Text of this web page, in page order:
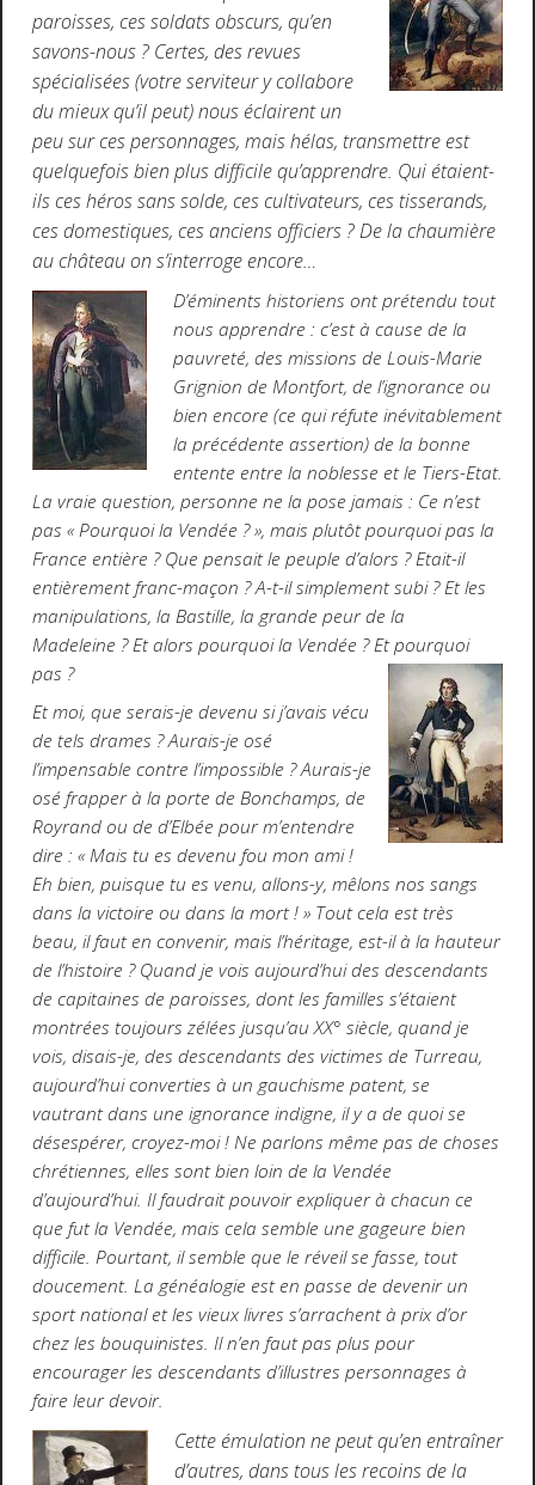
paroisses, ces soldats obscurs, qu’en
savons-nous ? Certes, des revues
spécialisées (votre serviteur y collabore
du mieux qu’il peut) nous éclairent un
peu sur ces personnages, mais hélas, transmettre est
quelquefois bien plus difficile qu’apprendre. Qui étaient-
ils ces héros sans solde, ces cultivateurs, ces tisserands,
ces domestiques, ces anciens officiers ? De la chaumière
au château on s’interroge encore…
D’éminents historiens ont prétendu tout
nous apprendre : c’est à cause de la
pauvreté, des missions de Louis-Marie
Grignion de Montfort, de l’ignorance ou
bien encore (ce qui réfute inévitablement
la précédente assertion) de la bonne
entente entre la noblesse et le Tiers-Etat.
La vraie question, personne ne la pose jamais : Ce n’est
pas « Pourquoi la Vendée ? », mais plutôt pourquoi pas la
France entière ? Que pensait le peuple d’alors ? Etait-il
entièrement franc-maçon ? A-t-il simplement subi ? Et les
manipulations, la Bastille, la grande peur de la
Madeleine ? Et alors pourquoi la Vendée ? Et pourquoi
pas ?
Et moi, que serais-je devenu si j’avais vécu
de tels drames ? Aurais-je osé
l’impensable contre l’impossible ? Aurais-je
osé frapper à la porte de Bonchamps, de
Royrand ou de d’Elbée pour m’entendre
dire : « Mais tu es devenu fou mon ami !
Eh bien, puisque tu es venu, allons-y, mêlons nos sangs
dans la victoire ou dans la mort ! » Tout cela est très
beau, il faut en convenir, mais l’héritage, est-il à la hauteur
de l’histoire ? Quand je vois aujourd’hui des descendants
de capitaines de paroisses, dont les familles s’étaient
montrées toujours zélées jusqu’au XX° siècle, quand je
vois, disais-je, des descendants des victimes de Turreau,
aujourd’hui converties à un gauchisme patent, se
vautrant dans une ignorance indigne, il y a de quoi se
désespérer, croyez-moi ! Ne parlons même pas de choses
chrétiennes, elles sont bien loin de la Vendée
d’aujourd’hui. Il faudrait pouvoir expliquer à chacun ce
que fut la Vendée, mais cela semble une gageure bien
difficile. Pourtant, il semble que le réveil se fasse, tout
doucement. La généalogie est en passe de devenir un
sport national et les vieux livres s’arrachent à prix d’or
chez les bouquinistes. Il n’en faut pas plus pour
encourager les descendants d’illustres personnages à
faire leur devoir.
Cette émulation ne peut qu’en entraîner
d’autres, dans tous les recoins de la